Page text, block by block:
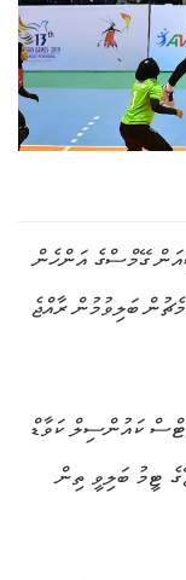
ވަނަ ސައުތު އޭޝިއަން ގޭމްސްގެ އަންހެން
ބަލިވުމުން ރާއްޖެ
ކައުންސިލް ކަވާޑް
ޓީމު ބަލިވީ ތިން